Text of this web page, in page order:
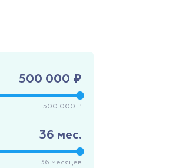
500 000 ₽
500 000 ₽
36 мес.
36 месяцев